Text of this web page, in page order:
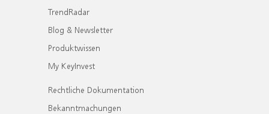
TrendRadar
Blog & Newsletter
Produktwissen
My KeyInvest
Rechtliche Dokumentation
Bekanntmachungen